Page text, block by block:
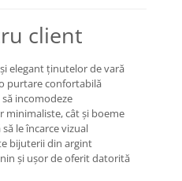
client
elegant ținutelor de vară
purtare confortabilă
incomodeze
minimaliste, cât și boeme
le încarce vizual
bijuterii din argint
și ușor de oferit datorită